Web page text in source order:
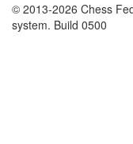
© 2013-2026 Chess
system. Build 0500